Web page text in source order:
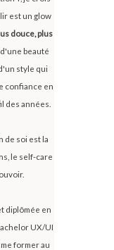
est un glow
douce, plus
beauté
style qui
confiance en
des années.
de soi est la
le self-care
diplômée en
UX/UI
former au